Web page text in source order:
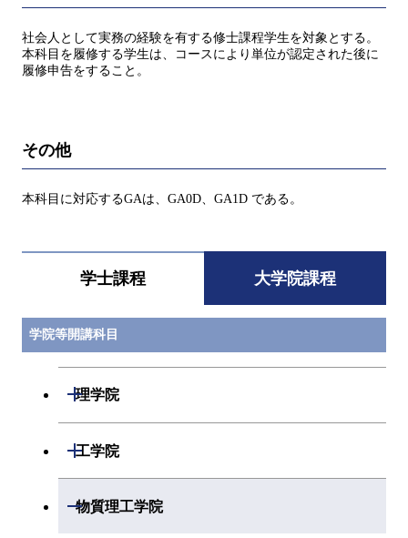
社会人として実務の経験を有する修士課程学生を対象とする。
本科目を履修する学生は、コースにより単位が認定された後に
履修申告をすること。
その他
本科目に対応するGAは、GA0D、GA1D である。
学士課程 大学院課程
学院等開講科目
理学院
開閉
工学院
開閉
機械系
開閉
物質理工学院
開閉